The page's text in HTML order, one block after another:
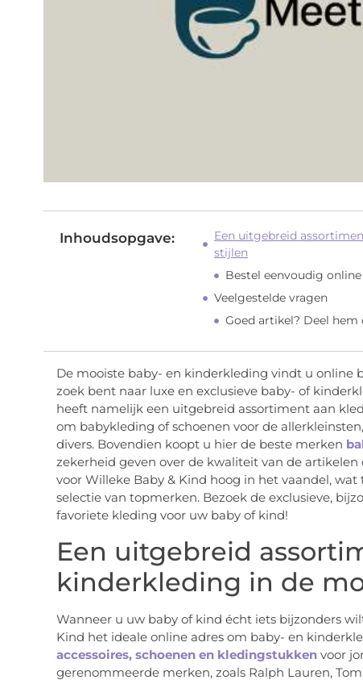
Inhoudsopgave:
Een uitgebreid
stijlen
Bestel eenvoudig
Veelgestelde vragen
Goed artikel? Deel hem
De mooiste baby- en kinderkleding vindt u online
zoek bent naar luxe en exclusieve baby- of
heeft namelijk een uitgebreid assortiment aan
om babykleding of schoenen voor de
divers. Bovendien koopt u hier de beste merken
zekerheid geven over de kwaliteit van de
voor Willeke Baby & Kind hoog in het vaandel,
selectie van topmerken. Bezoek de exclusieve,
favoriete kleding voor uw baby of kind!
Een uitgebreid
kinderkleding in de
Wanneer u uw baby of kind écht iets bijzonders
Kind het ideale online adres om baby- en
accessoires, schoenen en kledingstukkenvoor
gerenommeerde merken, zoals Ralph Lauren,